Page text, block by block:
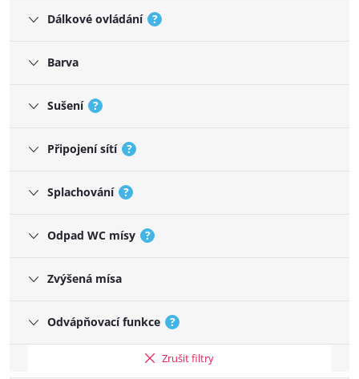
Dálkové ovládání ?
Barva
Sušení ?
Připojení sítí ?
Splachování ?
Odpad WC mísy ?
Zvýšená mísa
Odvápňovací funkce ?
Zrušit filtry